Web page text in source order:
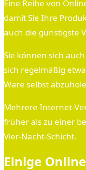
Eine Reihe von
damit Sie Ihre
auch die günstigste
Sie können sich
sich regelmäßig
Ware selbst
Mehrere Internet-
früher als zu einer
Vier-Nacht-Schicht.
Einige